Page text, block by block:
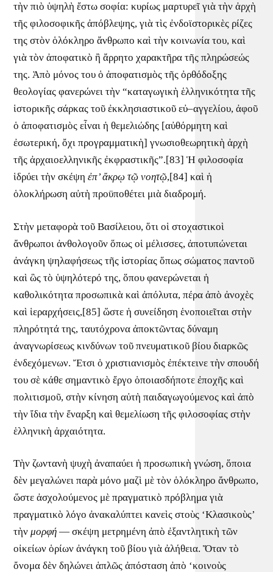
τὴν πιὸ ὑψηλὴ ἔστω σοφία: κυρίως μαρτυρεῖ γιὰ τὴν ἀρχὴ
τῆς φιλοσοφικῆς ἀπόβλεψης, γιὰ τὶς ἐνδοϊστορικὲς ρίζες
της στὸν ὁλόκληρο ἄνθρωπο καὶ τὴν κοινωνία του, καὶ
γιὰ τὸν ἀποφατικὸ ἢ ἄρρητο χαρακτῆρα τῆς πληρώσεώς
της. Ἀπὸ μόνος του ὁ ἀποφατισμὸς τῆς ὀρθόδοξης
θεολογίας φανερώνει τὴν “καταγωγικὴ ἑλληνικότητα τῆς
ἱστορικῆς σάρκας τοῦ ἐκκλησιαστικοῦ εὐ–αγγελίου, ἀφοῦ
ὁ ἀποφατισμὸς εἶναι ἡ θεμελιώδης [αὐθόρμητη καὶ
ἐσωτερική, ὄχι προγραμματικὴ] γνωσιοθεωρητικὴ ἀρχὴ
τῆς ἀρχαιοελληνικῆς ἐκφραστικῆς”.[83] Ἡ φιλοσοφία
ἱδρύει τὴν σκέψηἐπ’ ἄκρῳ τῷ νοητῷ,[84] καὶ ἡ
ὁλοκλήρωση αὐτὴ προϋποθέτει μιὰ διαδρομή.
Στὴν μεταφορὰ τοῦ Βασίλειου, ὅτι οἱ στοχαστικοὶ
ἄνθρωποι ἀνθολογοῦν ὅπως οἱ μέλισσες, ἀποτυπώνεται
ἀνάγκη ψηλαφήσεως τῆς ἱστορίας ὅπως σώματος παντοῦ
καὶ ὣς τὸ ὑψηλότερό της, ὅπου φανερώνεται ἡ
καθολικότητα προσωπικὰ καὶ ἀπόλυτα, πέρα ἀπὸ ἀνοχὲς
καὶ ἱεραρχήσεις,[85] ὥστε ἡ συνείδηση ἑνοποιεῖται στὴν
πληρότητά της, ταυτόχρονα ἀποκτῶντας δύναμη
ἀναγνωρίσεως κινδύνων τοῦ πνευματικοῦ βίου διαρκῶς
ἐνδεχόμενων. Ἔτσι ὁ χριστιανισμὸς ἐπέκτεινε τὴν σπουδή
του σὲ κάθε σημαντικὸ ἔργο ὁποιασδήποτε ἐποχῆς καὶ
πολιτισμοῦ, στὴν κίνηση αὐτὴ παιδαγωγούμενος καὶ ἀπὸ
τὴν ἴδια τὴν ἔναρξη καὶ θεμελίωση τῆς φιλοσοφίας στὴν
ἑλληνικὴ ἀρχαιότητα.
Τὴν ζωντανὴ ψυχὴ ἀναπαύει ἡ προσωπικὴ γνώση, ὅποια
δὲν μεγαλώνει παρὰ μόνο μαζὶ μὲ τὸν ὁλόκληρο ἄνθρωπο,
ὥστε ἀσχολούμενος μὲ πραγματικὸ πρόβλημα γιὰ
πραγματικὸ λόγο ἀνακαλύπτει κανεὶς στοὺς ‘Κλασικοὺς’
τὴνμορφή— σκέψη μετρημένη ἀπὸ ἐξαντλητικὴ τῶν
οἰκείων ὁρίων ἀνάγκη τοῦ βίου γιὰ ἀλήθεια. Ὅταν τὸ
ὄνομα δὲν δηλώνει ἁπλῶς ἀπόσταση ἀπὸ ‘κοινοὺς